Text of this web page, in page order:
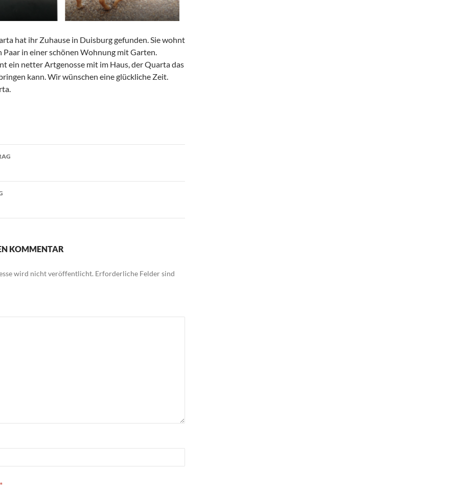
hat ihr Zuhause in Duisburg gefunden. Sie wohnt
Paar in einer schönen Wohnung mit Garten.
ein netter Artgenosse mit im Haus, der Quarta das
kann. Wir wünschen eine glückliche Zeit.
gut Quarta.
KOMMENTAR
wird nicht veröffentlicht. Erforderliche Felder sind
*